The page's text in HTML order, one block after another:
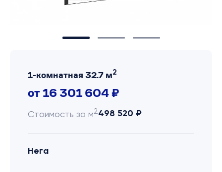
1-комнатная 32.7 м2
от 16 301 604 ₽
Стоимость за м2498 520 ₽
Нега